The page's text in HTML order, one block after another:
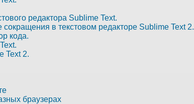
редактора Sublime Text.
в текстовом редакторе Sublime Text 2.
кода.
Text 2.
браузерах